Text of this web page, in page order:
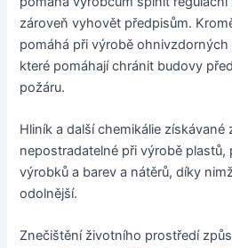
zároveň vyhovět předpisům.
pomáhá při výrobě ohnivzdorných
které pomáhají chránit budovy
požáru.
Hliník a další chemikálie získávané
nepostradatelné při výrobě plastů,
výrobků a barev a nátěrů, díky
odolnější.
Znečištění životního prostředí